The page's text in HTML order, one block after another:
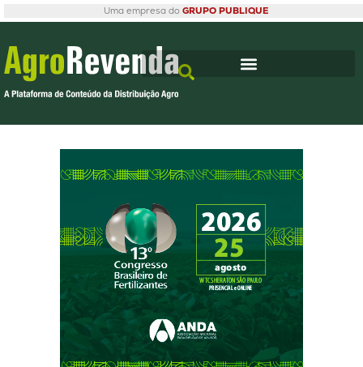
Uma empresa do GRUPO PUBLIQUE